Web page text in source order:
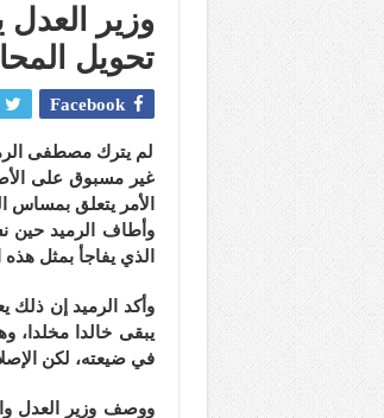
وزير
تحويل
Facebook
لم يترك مصطفى
غير مسبوق على
الأمر يتعلق بمساس
وأطاف الرميد حين
الذي يفاجأ بمثل
وأكد الرميد إن ذلك
يبقى خالدا
في ضيعته، لكن
ووصف وزير العدل